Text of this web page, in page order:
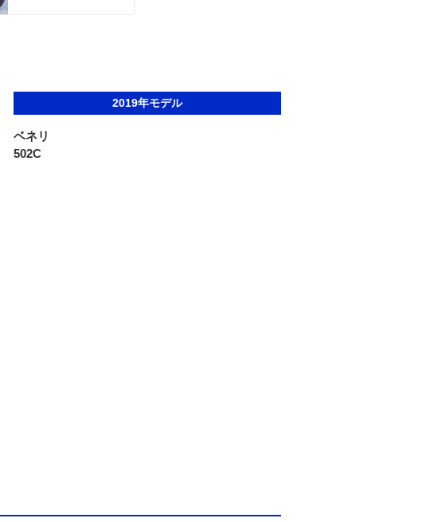
2019年モデル
ベネリ
502C